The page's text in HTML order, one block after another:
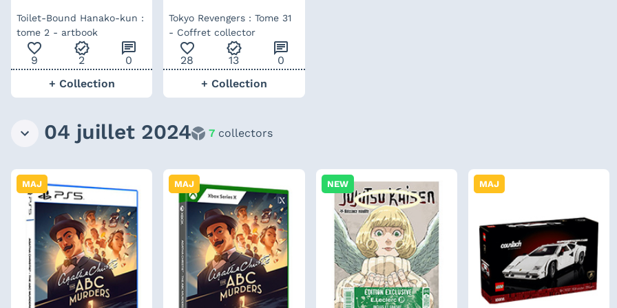
Toilet-Bound Hanako-kun :
tome 2 - artbook
favorite_outline
9
verified
2
chat
0
+ Collection
Tokyo Revengers : Tome 31
- Coffret collector
favorite_outline
28
verified
13
chat
0
+ Collection
04 juillet 2024 7 collectors
MAJ MAJ NEW MAJ